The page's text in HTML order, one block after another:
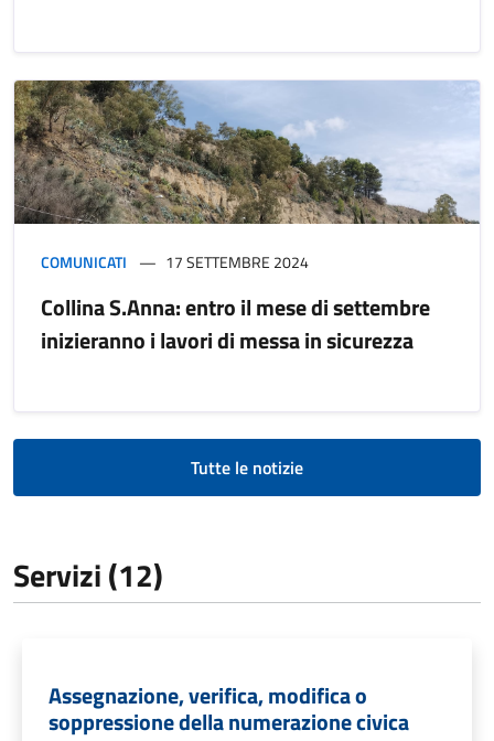
COMUNICATI 17 SETTEMBRE 2024
Collina S.Anna: entro il mese di settembre
inizieranno i lavori di messa in sicurezza
Tutte le notizie
Servizi (12)
Assegnazione, verifica, modifica o
soppressione della numerazione civica